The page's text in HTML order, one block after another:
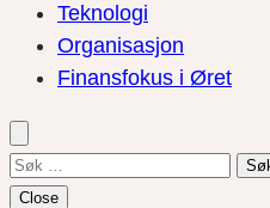
Teknologi
Organisasjon
Finansfokus i Øret
Søk
etter:
Close